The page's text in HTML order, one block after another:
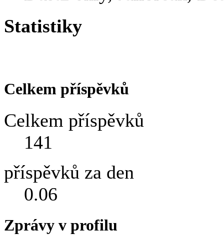
Statistiky
Celkem příspěvků
Celkem příspěvků
141
příspěvků za den
0.06
Zprávy v profilu